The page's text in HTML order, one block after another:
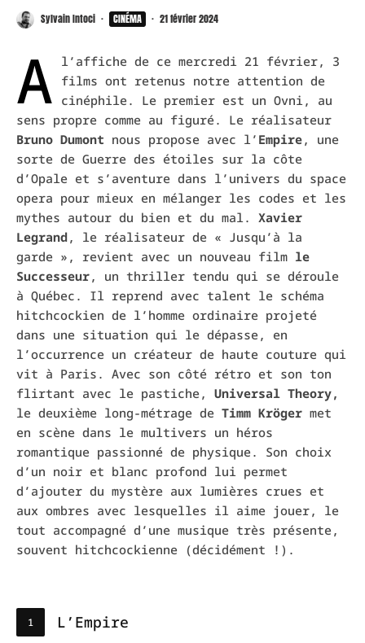
Sylvain Intoci · CINÉMA · 21 février 2024
A l’affiche de ce mercredi 21 février, 3
films ont retenus notre attention de
cinéphile. Le premier est un Ovni, au
sens propre comme au figuré. Le réalisateur
Bruno Dumont nous propose avec l’ Empire, une
sorte de Guerre des étoiles sur la côte
d’Opale et s’aventure dans l’univers du space
opera pour mieux en mélanger les codes et les
mythes autour du bien et du mal. Xavier
Legrand, le réalisateur de « Jusqu’à la
garde », revient avec un nouveau film le
Successeur, un thriller tendu qui se déroule
à Québec. Il reprend avec talent le schéma
hitchcockien de l’homme ordinaire projeté
dans une situation qui le dépasse, en
l’occurrence un créateur de haute couture qui
vit à Paris. Avec son côté rétro et son ton
flirtant avec le pastiche, Universal Theory,
le deuxième long-métrage de Timm Kröger met
en scène dans le multivers un héros
romantique passionné de physique. Son choix
d’un noir et blanc profond lui permet
d’ajouter du mystère aux lumières crues et
aux ombres avec lesquelles il aime jouer, le
tout accompagné d’une musique très présente,
souvent hitchcockienne (décidément !).
L’Empire